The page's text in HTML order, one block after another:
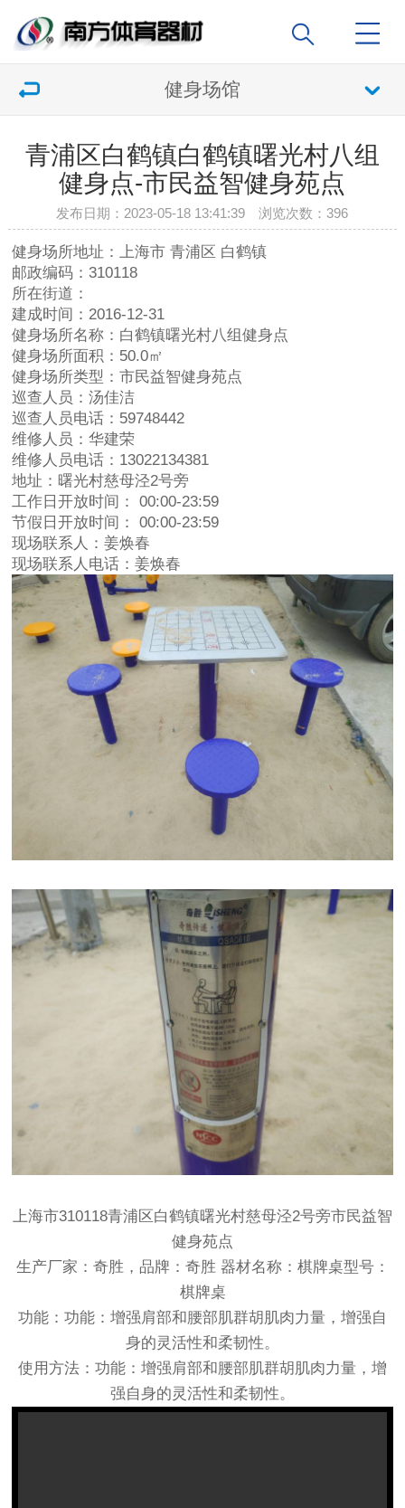
健身场馆
青浦区白鹤镇白鹤镇曙光村八组
健身点-市民益智健身苑点
发布日期：2023-05-18 13:41:39 浏览次数：396
健身场所地址：上海市 青浦区 白鹤镇
邮政编码：310118
所在街道：
建成时间：2016-12-31
健身场所名称：白鹤镇曙光村八组健身点
健身场所面积：50.0㎡
健身场所类型：市民益智健身苑点
巡查人员：汤佳洁
巡查人员电话：59748442
维修人员：华建荣
维修人员电话：13022134381
地址：曙光村慈母泾2号旁
工作日开放时间： 00:00-23:59
节假日开放时间： 00:00-23:59
现场联系人：姜焕春
现场联系人电话：姜焕春
上海市310118青浦区白鹤镇曙光村慈母泾2号旁市民益智
健身苑点
生产厂家：奇胜，品牌：奇胜 器材名称：棋牌桌型号：
棋牌桌
功能：功能：增强肩部和腰部肌群胡肌肉力量，增强自
身的灵活性和柔韧性。
使用方法：功能：增强肩部和腰部肌群胡肌肉力量，增
强自身的灵活性和柔韧性。